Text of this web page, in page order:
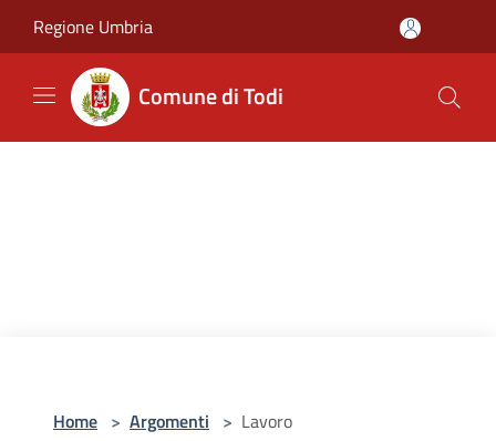
Regione Umbria
Comune di Todi
Home > Argomenti > Lavoro